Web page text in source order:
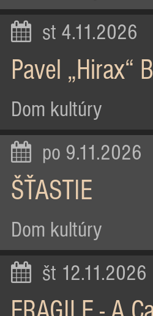
st 4.11.2026
Pavel „Hirax“
Dom kultúry
po 9.11.2026
ŠŤASTIE
Dom kultúry
št 12.11.2026